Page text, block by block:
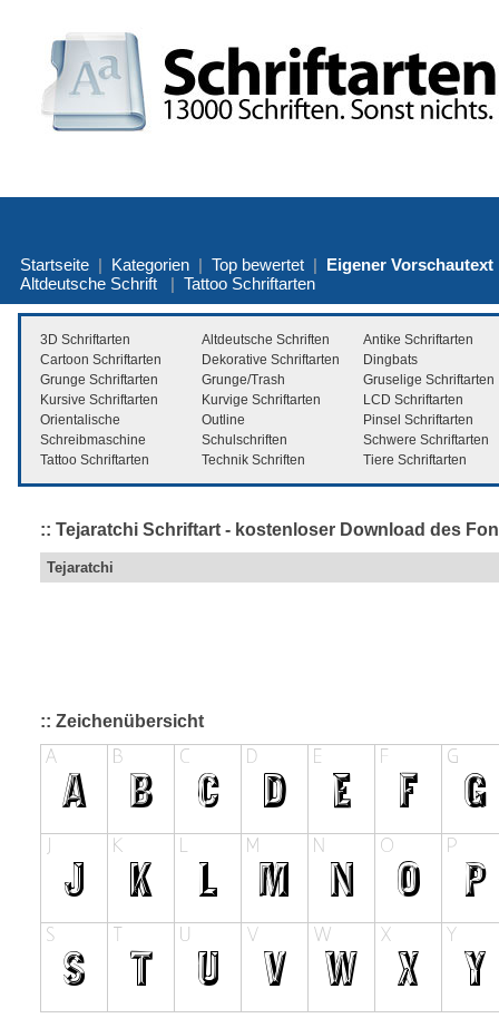
Startseite | Kategorien | Top bewertet | Eigener Vorschautext
Altdeutsche Schrift | Tattoo Schriftarten
3D Schriftarten Altdeutsche Schriften
Antike Schriftarten
Cartoon Schriftarten
Dekorative Schriftarten
Dingbats
Grunge Schriftarten
Grunge/Trash
Gruselige Schriftarten
Kursive Schriftarten
Kurvige Schriftarten
LCD Schriftarten
Orientalische
Outline
Pinsel Schriftarten
Schreibmaschine
Schulschriften
Schwere Schriftarten
Tattoo Schriftarten
Technik Schriften Tiere Schriftarten
:: Tejaratchi Schriftart - kostenloser Download des
Tejaratchi
:: Zeichenübersicht